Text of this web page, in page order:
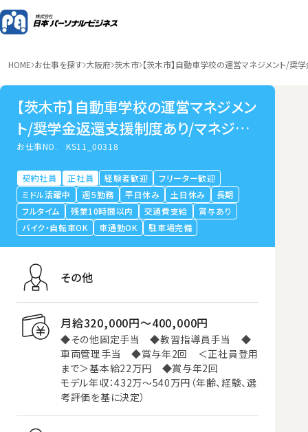
HOME お仕事を探す 大阪府 茨木市 【茨木市】自動車学校の運営マネジメント/
【茨木市】自動車学校の運営マネジメン
ト/奨学金返還支援制度あり/マネジメ
ント経験者歓迎/正社員登用あり
お仕事NO.KS11_00318
契約社員 正社員 経験者歓迎
フリーター歓迎
ミドル活躍中
週５勤務 平日休み 土日休み
長期
フルタイム
残業10時間以内 交通費支給
賞与あり
バイク・自転車OK
車通勤OK 駐車場完備
その他
月給320,000円〜400,000円
◆その他固定手当 ◆教習指導員手当 ◆
車両管理手当 ◆賞与年2回 ＜正社員登用
まで＞基本給22万円 ◆賞与年2回
モデル年収：432万～540万円（年齢、経験、選
考評価を基に決定）